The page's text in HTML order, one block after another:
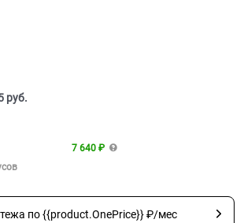
руб.
7 640 ₽
по {{product.OnePrice}} ₽/мес